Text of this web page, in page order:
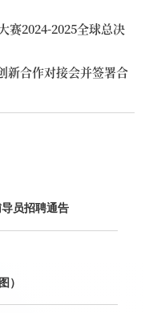
赛2024-2025全球总决
合作对接会并签署合
员招聘通告
）